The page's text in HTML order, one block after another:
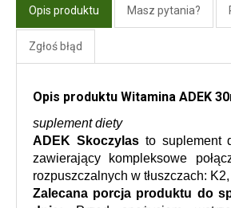
Opis produktu Masz pytania?
Zgłoś błąd
Opis produktu Witamina ADEK
suplement diety
ADEK Skoczylas to suplement
zawierający kompleksowe
rozpuszczalnych w tłuszczach:
Zalecana porcja produktu do